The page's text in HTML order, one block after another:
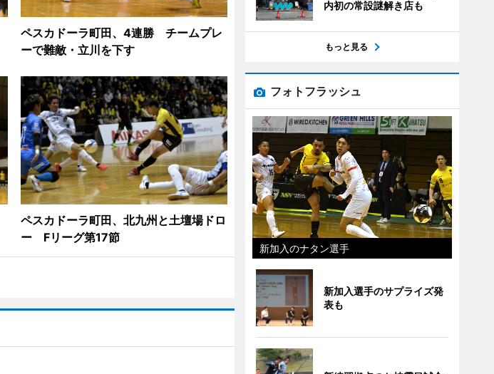
ペスカドーラ町田、4連勝 チームプレ
ーで難敵・立川を下す
ペスカドーラ町田、北九州と土壇場ドロ
ー Fリーグ第17節
内初の常設謎解き店も
もっと見る
フォトフラッシュ
新加入のナタン選手
新加入選手のサプライズ発
表も